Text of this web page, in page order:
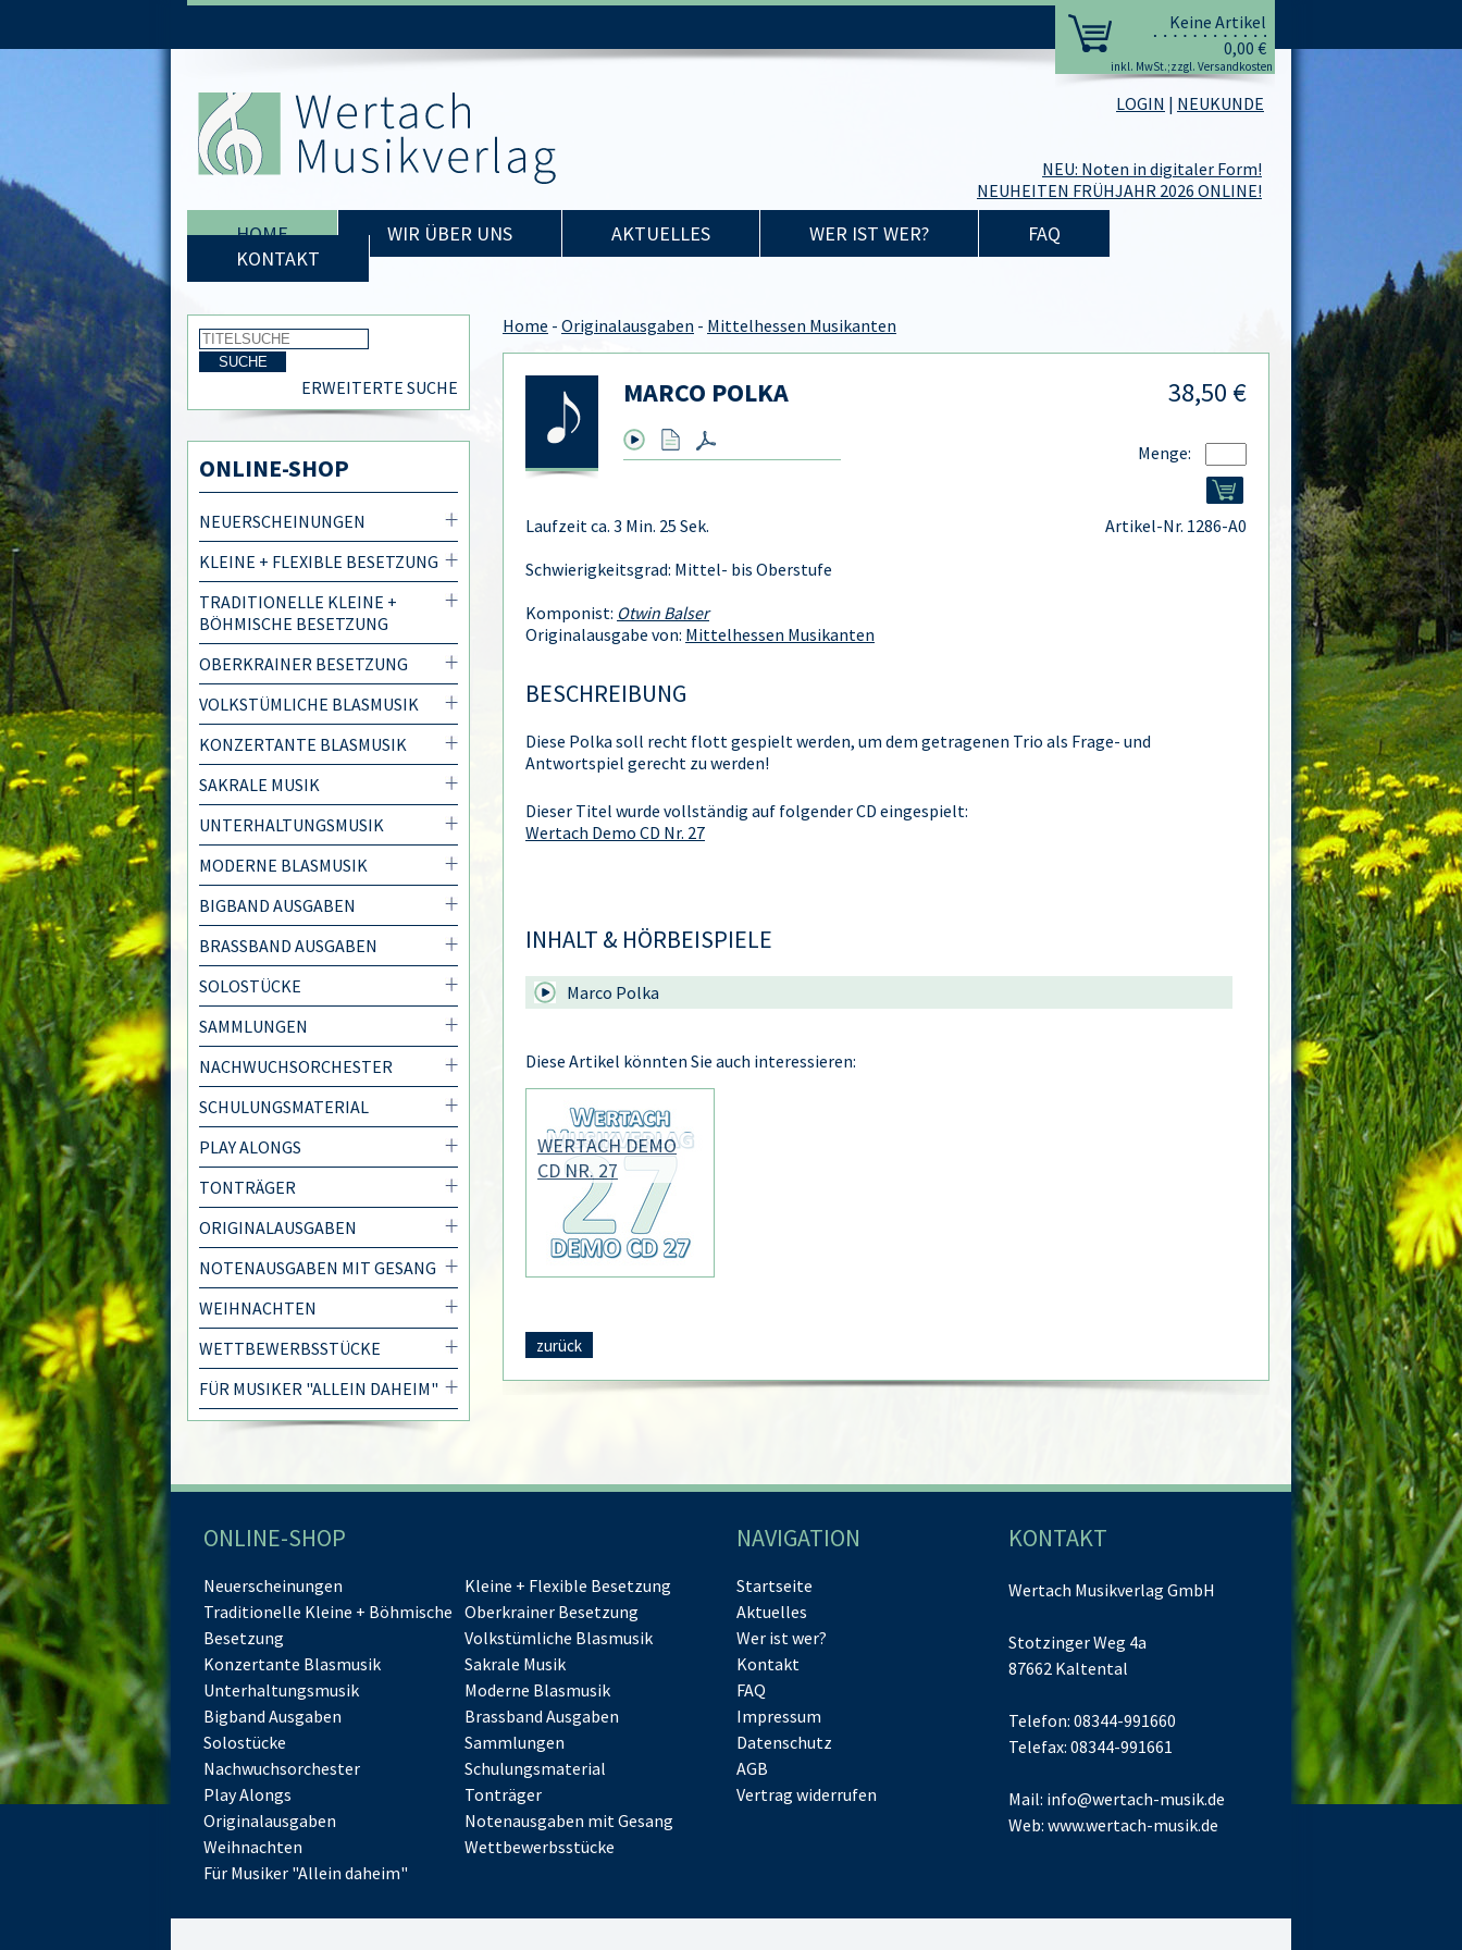
Keine Artikel
0,00 €
inkl. MwSt.;zzgl. Versandkosten
LOGIN | NEUKUNDE
NEU: Noten in digitaler Form!
NEUHEITEN FRÜHJAHR 2026 ONLINE!
HOME WIR ÜBER UNS AKTUELLES WER IST WER?
FAQ
KONTAKT
ERWEITERTE SUCHE
ONLINE-SHOP
NEUERSCHEINUNGEN
KLEINE + FLEXIBLE BESETZUNG
TRADITIONELLE KLEINE +
BÖHMISCHE BESETZUNG
OBERKRAINER BESETZUNG
VOLKSTÜMLICHE BLASMUSIK
KONZERTANTE BLASMUSIK
SAKRALE MUSIK
UNTERHALTUNGSMUSIK
MODERNE BLASMUSIK
BIGBAND AUSGABEN
BRASSBAND AUSGABEN
SOLOSTÜCKE
SAMMLUNGEN
NACHWUCHSORCHESTER
SCHULUNGSMATERIAL
PLAY ALONGS
TONTRÄGER
ORIGINALAUSGABEN
NOTENAUSGABEN MIT GESANG
WEIHNACHTEN
WETTBEWERBSSTÜCKE
FÜR MUSIKER "ALLEIN DAHEIM"
Home - Originalausgaben - Mittelhessen Musikanten
MARCO POLKA 38,50 €
Menge:
Artikel-Nr. 1286-A0
Laufzeit ca. 3 Min. 25 Sek.
Schwierigkeitsgrad: Mittel- bis Oberstufe
Komponist: Otwin Balser
Originalausgabe von: Mittelhessen Musikanten
BESCHREIBUNG
Diese Polka soll recht flott gespielt werden, um dem getragenen Trio als Frage- und
Antwortspiel gerecht zu werden!
Dieser Titel wurde vollständig auf folgender CD eingespielt:
Wertach Demo CD Nr. 27
INHALT & HÖRBEISPIELE
Marco Polka
Diese Artikel könnten Sie auch interessieren:
WERTACH DEMO
CD NR. 27
zurück
ONLINE-SHOP
Neuerscheinungen
Kleine + Flexible Besetzung
Traditionelle Kleine + Böhmische
Besetzung
Oberkrainer Besetzung
Volkstümliche Blasmusik
Konzertante Blasmusik
Sakrale Musik
Unterhaltungsmusik
Moderne Blasmusik
Bigband Ausgaben
Brassband Ausgaben
Solostücke
Sammlungen
Nachwuchsorchester
Schulungsmaterial
Play Alongs
Tonträger
Originalausgaben
Notenausgaben mit Gesang
Weihnachten
Wettbewerbsstücke
Für Musiker "Allein daheim"
NAVIGATION
Startseite
Aktuelles
Wer ist wer?
Kontakt
FAQ
Impressum
Datenschutz
AGB
Vertrag widerrufen
KONTAKT
Wertach Musikverlag GmbH
Stotzinger Weg 4a
87662 Kaltental
Telefon: 08344-991660
Telefax: 08344-991661
Mail: info@wertach-musik.de
Web: www.wertach-musik.de